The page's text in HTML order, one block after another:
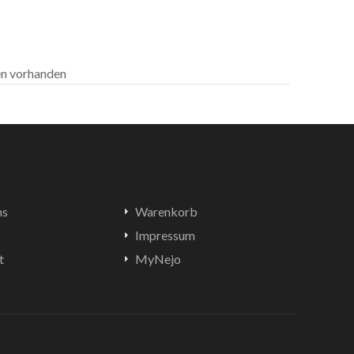
vorhanden
Warenkorb
Impressum
MyNejo